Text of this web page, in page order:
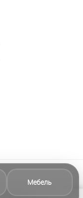
Мебель